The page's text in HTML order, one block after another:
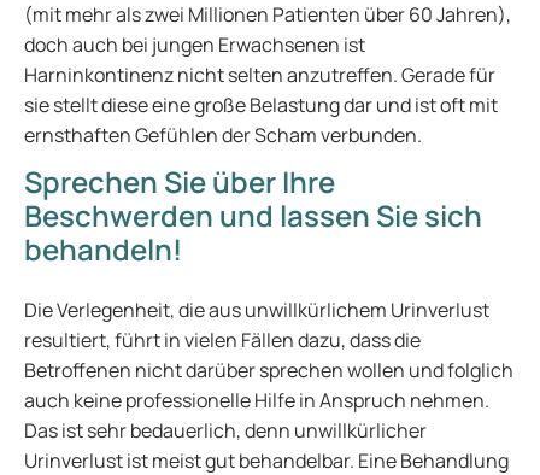
(mit mehr als zwei Millionen Patienten über 60 Jahren),
doch auch bei jungen Erwachsenen ist
Harninkontinenz nicht selten anzutreffen. Gerade für
sie stellt diese eine große Belastung dar und ist oft mit
ernsthaften Gefühlen der Scham verbunden.
Sprechen Sie über Ihre
Beschwerden und lassen Sie sich
behandeln!
Die Verlegenheit, die aus unwillkürlichem Urinverlust
resultiert, führt in vielen Fällen dazu, dass die
Betroffenen nicht darüber sprechen wollen und folglich
auch keine professionelle Hilfe in Anspruch nehmen.
Das ist sehr bedauerlich, denn unwillkürlicher
Urinverlust ist meist gut behandelbar. Eine Behandlung